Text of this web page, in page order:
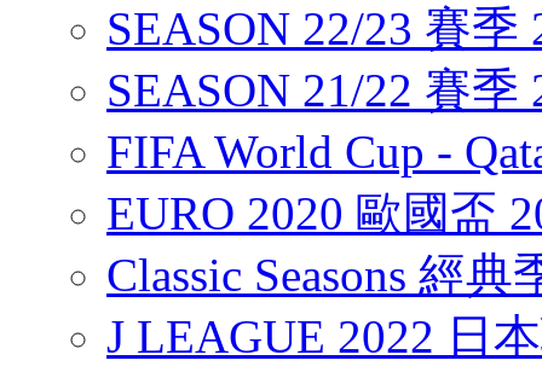
SEASON 22/23 賽季
SEASON 21/22 賽季
FIFA World Cup -
EURO 2020 歐國盃
Classic Seasons 經典
J LEAGUE 2022 日